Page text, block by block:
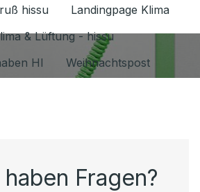
umschalten
hissu
Landingpage Klima
& Lüftung - hissu
HI
Weihnachtspost
haben Fragen?